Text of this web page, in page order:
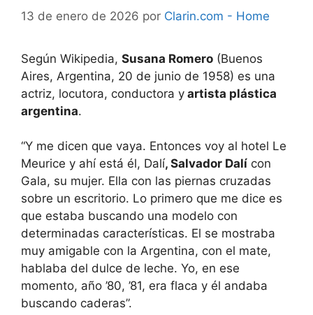
13 de enero de 2026 por Clarin.com - Home
Según Wikipedia, Susana Romero (Buenos
Aires, Argentina, 20 de junio de 1958) es una
actriz, locutora, conductora y artista plástica
argentina.
“Y me dicen que vaya. Entonces voy al hotel Le
Meurice y ahí está él, Dalí, Salvador Dalí con
Gala, su mujer. Ella con las piernas cruzadas
sobre un escritorio. Lo primero que me dice es
que estaba buscando una modelo con
determinadas características. El se mostraba
muy amigable con la Argentina, con el mate,
hablaba del dulce de leche. Yo, en ese
momento, año ’80, ’81, era flaca y él andaba
buscando caderas”.